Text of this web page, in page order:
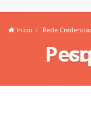
Início Rede